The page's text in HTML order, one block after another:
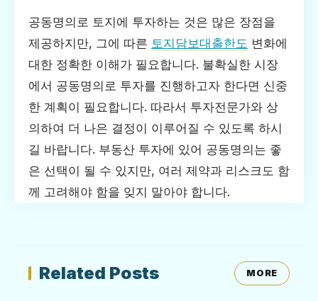
공동명의로 토지에 투자하는 것은 많은 장점을
제공하지만, 그에 따른 토지담보대출한도 변화에
대한 정확한 이해가 필요합니다. 불확실한 시장
에서 공동명의로 투자를 진행하고자 한다면 신중
한 계획이 필요합니다. 따라서 투자전문가와 상
의하여 더 나은 결정이 이루어질 수 있도록 하시
길 바랍니다. 부동산 투자에 있어 공동명의는 좋
은 선택이 될 수 있지만, 여러 제약과 리스크도 함
께 고려해야 함을 잊지 말아야 합니다.
Related Posts MORE